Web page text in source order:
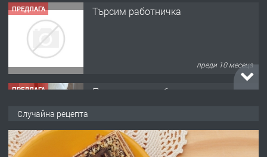
ПРЕДЛАГА
преди 1 година
Случайна рецепта